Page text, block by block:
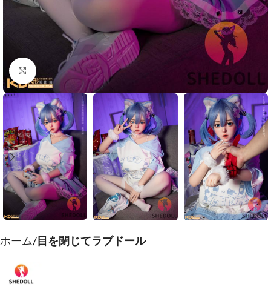
Click to enlarge
ホーム 目を閉じてラブドール